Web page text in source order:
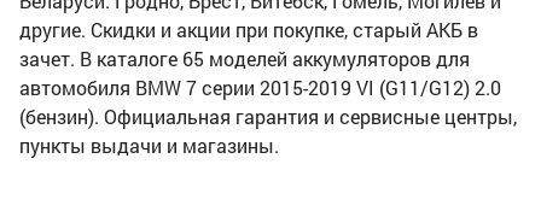
другие. Скидки и акции при покупке, старый АКБ в
зачет. В каталоге 65 моделей аккумуляторов для
автомобиля BMW 7 серии 2015-2019 VI (G11/G12) 2.0
(бензин). Официальная гарантия и сервисные центры,
пункты выдачи и магазины.